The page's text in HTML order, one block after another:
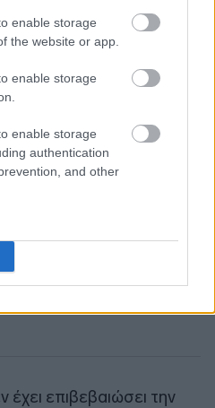
enable storage
the website or app.
enable storage
enable storage
authentication
and other
έχει επιβεβαιώσει την